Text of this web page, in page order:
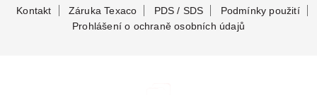
Kontakt Záruka Texaco PDS / SDS
Podmínky použití
Prohlášení o ochraně osobních údajů